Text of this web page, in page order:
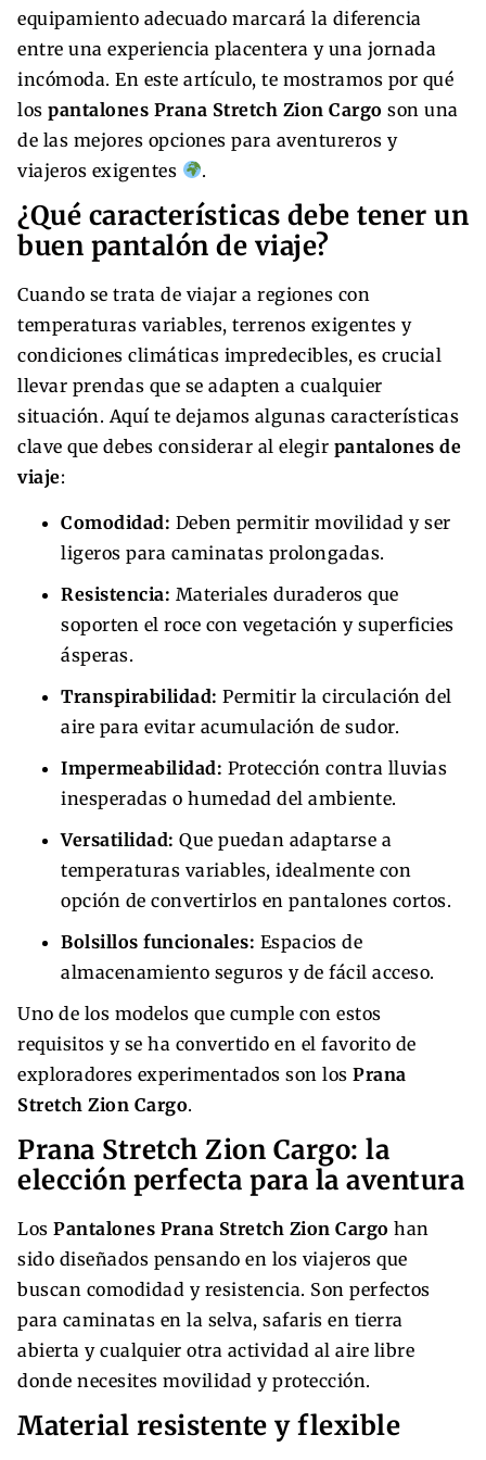
equipamiento adecuado marcará la diferencia
entre una experiencia placentera y una jornada
incómoda. En este artículo, te mostramos por qué
los pantalones Prana Stretch Zion Cargo son una
de las mejores opciones para aventureros y
viajeros exigentes
.
¿Qué características debe tener un
buen pantalón de viaje?
Cuando se trata de viajar a regiones con
temperaturas variables, terrenos exigentes y
condiciones climáticas impredecibles, es crucial
llevar prendas que se adapten a cualquier
situación. Aquí te dejamos algunas características
clave que debes considerar al elegir pantalones de
viaje:
Comodidad: Deben permitir movilidad y ser
ligeros para caminatas prolongadas.
Resistencia: Materiales duraderos que
soporten el roce con vegetación y superficies
ásperas.
Transpirabilidad: Permitir la circulación del
aire para evitar acumulación de sudor.
Impermeabilidad: Protección contra lluvias
inesperadas o humedad del ambiente.
Versatilidad: Que puedan adaptarse a
temperaturas variables, idealmente con
opción de convertirlos en pantalones cortos.
Bolsillos funcionales: Espacios de
almacenamiento seguros y de fácil acceso.
Uno de los modelos que cumple con estos
requisitos y se ha convertido en el favorito de
exploradores experimentados son los Prana
Stretch Zion Cargo.
Prana Stretch Zion Cargo: la
elección perfecta para la aventura
Los Pantalones Prana Stretch Zion Cargo han
sido diseñados pensando en los viajeros que
buscan comodidad y resistencia. Son perfectos
para caminatas en la selva, safaris en tierra
abierta y cualquier otra actividad al aire libre
donde necesites movilidad y protección.
Material resistente y flexible